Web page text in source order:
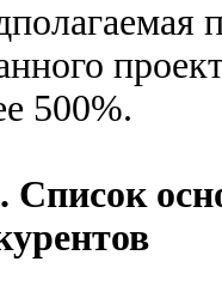
500%.
Список